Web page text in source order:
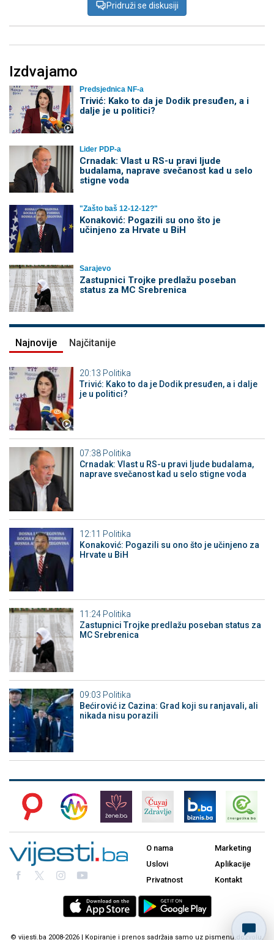
Pridruži se diskusiji
Izdvajamo
Predsjednica NF-a
Trivić: Kako to da je Dodik presuđen, a i
dalje je u politici?
Lider PDP-a
Crnadak: Vlast u RS-u pravi ljude
budalama, naprave svečanost kad u selo
stigne voda
"Zašto baš 12-12-12?"
Konaković: Pogazili su ono što je
učinjeno za Hrvate u BiH
Sarajevo
Zastupnici Trojke predlažu poseban
status za MC Srebrenica
Najnovije Najčitanije
20:13 Politika
Trivić: Kako to da je Dodik presuđen, a i dalje
je u politici?
07:38 Politika
Crnadak: Vlast u RS-u pravi ljude budalama,
naprave svečanost kad u selo stigne voda
12:11 Politika
Konaković: Pogazili su ono što je učinjeno za
Hrvate u BiH
11:24 Politika
Zastupnici Trojke predlažu poseban status za
MC Srebrenica
09:03 Politika
Bećirović iz Cazina: Grad koji su ranjavali, ali
nikada nisu porazili
O nama
Uslovi
Privatnost
Marketing
Aplikacije
Kontakt
© vijesti.ba 2008-2026 | Kopiranje i prenos sadržaja samo uz pismenu dozvolu.